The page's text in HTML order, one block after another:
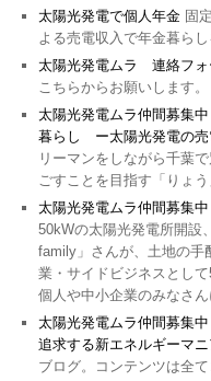
太陽光発電で個人年金 固
よる売電収入で年金暮ら
太陽光発電ムラ 連絡フォ
こちらからお願いします。
太陽光発電ムラ仲間募集
暮らし ー太陽光発電の売
リーマンをしながら千葉
ごすことを目指す「りょ
太陽光発電ムラ仲間募集
50kWの太陽光発電所開設
family」さんが、土地の手
業・サイドビジネスとし
個人や中小企業のみなさ
太陽光発電ムラ仲間募集
追求する新エネルギーマ
ブログ。コンテンツは全て